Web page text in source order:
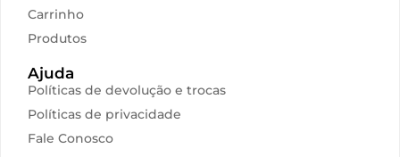
Carrinho
Produtos
Ajuda
Políticas de devolução e trocas
Políticas de privacidade
Fale Conosco